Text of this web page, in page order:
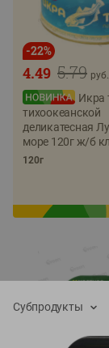
-22%
5.79
4.49
Икра
тихоокеанской
деликатесная
море 120г ж/б
120г
Субпродукты